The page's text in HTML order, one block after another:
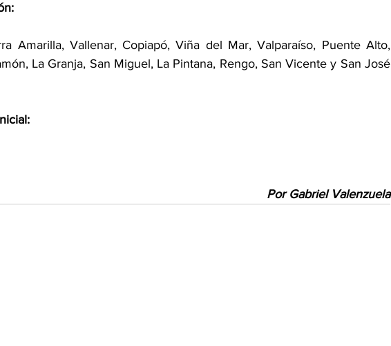
Amarilla, Vallenar, Copiapó, Viña del Mar, Valparaíso, Puente Alto,
La Granja, San Miguel, La Pintana, Rengo, San Vicente y San José
Por Gabriel Valenzuela